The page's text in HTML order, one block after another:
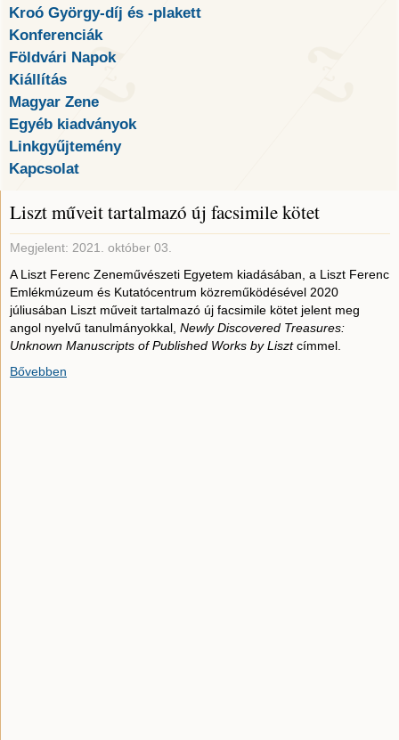
Kroó György-díj és -plakett
Konferenciák
Földvári Napok
Kiállítás
Magyar Zene
Egyéb kiadványok
Linkgyűjtemény
Kapcsolat
Liszt műveit tartalmazó új facsimile kötet
Megjelent: 2021. október 03.
A Liszt Ferenc Zeneművészeti Egyetem kiadásában, a Liszt Ferenc
Emlékmúzeum és Kutatócentrum közreműködésével 2020
júliusában Liszt műveit tartalmazó új facsimile kötet jelent meg
angol nyelvű tanulmányokkal, Newly Discovered Treasures:
Unknown Manuscripts of Published Works by Lisztcímmel.
Bővebben